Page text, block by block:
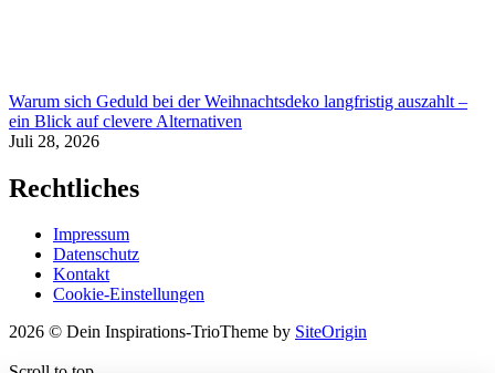
Warum sich Geduld bei der Weihnachtsdeko langfristig auszahlt –
ein Blick auf clevere Alternativen
Juli 28, 2026
Rechtliches
Impressum
Datenschutz
Kontakt
Cookie-Einstellungen
2026 © Dein Inspirations-TrioTheme by SiteOrigin